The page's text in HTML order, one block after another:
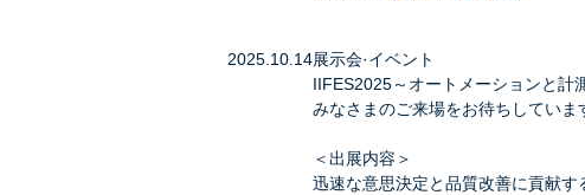
2025.10.14展示会·イベント
IIFES2025～オートメーションと計
みなさまのご来場をお待ちしていま
＜出展内容＞
迅速な意思決定と品質改善に貢献す